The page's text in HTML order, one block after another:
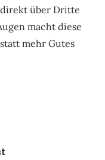
über Dritte
macht diese
mehr Gutes